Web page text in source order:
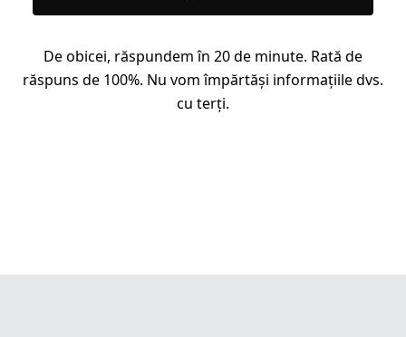
De obicei, răspundem în 20 de minute. Rată de
răspuns de 100%. Nu vom împărtăși informațiile dvs.
cu terți.